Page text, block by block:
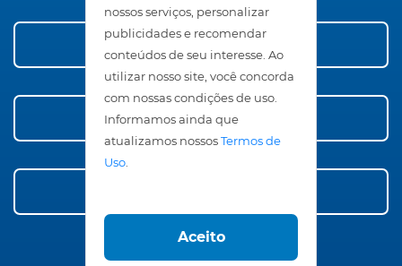
nossos serviços, personalizar
publicidades e recomendar
conteúdos de seu interesse. Ao
utilizar nosso site, você concorda
com nossas condições de uso.
Informamos ainda que
atualizamos nossos Termos de
Uso.
Aceito
Conheça nossos Produtos
Compre Agora!